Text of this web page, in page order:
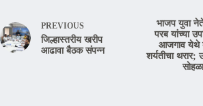
PREVIOUS
जिल्हास्तरीय खरीप
आढावा बैठक संपन्न
भाजप युवा
परब यांच्या
आजगाव येथे
शर्यतीचा थरार;